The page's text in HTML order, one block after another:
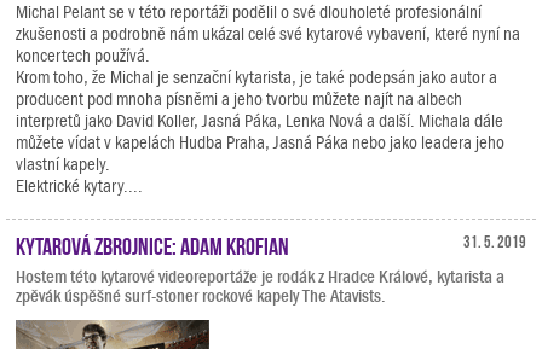
Michal Pelant se v této reportáži podělil o své dlouholeté profesionální
zkušenosti a podrobně nám ukázal celé své kytarové vybavení, které nyní na
koncertech používá.
Krom toho, že Michal je senzační kytarista, je také podepsán jako autor a
producent pod mnoha písněmi a jeho tvorbu můžete najít na albech
interpretů jako David Koller, Jasná Páka, Lenka Nová a další. Michala dále
můžete vídat v kapelách Hudba Praha, Jasná Páka nebo jako leadera jeho
vlastní kapely.
Elektrické kytary....
31. 5. 2019
Kytarová zbrojnice: Adam Krofian
Hostem této kytarové videoreportáže je rodák z Hradce Králové, kytarista a
zpěvák úspěšné surf-stoner rockové kapely The Atavists.